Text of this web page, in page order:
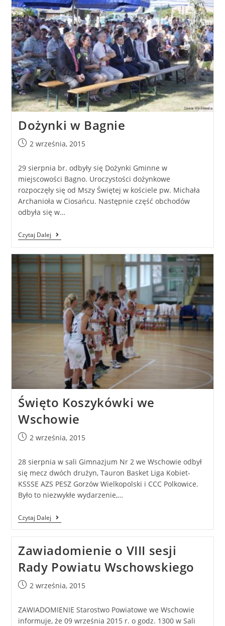
Dożynki w Bagnie
2 września, 2015
29 sierpnia br. odbyły się Dożynki Gminne w
miejscowości Bagno. Uroczystości dożynkowe
rozpoczęły się od Mszy Świętej w kościele pw. Michała
Archanioła w Ciosańcu. Następnie część obchodów
odbyła się w…
Czytaj Dalej
Święto Koszykówki we
Wschowie
2 września, 2015
28 sierpnia w sali Gimnazjum Nr 2 we Wschowie odbył
się mecz dwóch drużyn, Tauron Basket Liga Kobiet-
KSSSE AZS PESZ Gorzów Wielkopolski i CCC Polkowice.
Było to niezwykłe wydarzenie,…
Czytaj Dalej
Zawiadomienie o VIII sesji
Rady Powiatu Wschowskiego
2 września, 2015
ZAWIADOMIENIE Starostwo Powiatowe we Wschowie
informuje, że 09 września 2015 r. o godz. 1300 w Sali